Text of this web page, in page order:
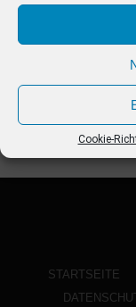
Cookie-
STARTSEITE